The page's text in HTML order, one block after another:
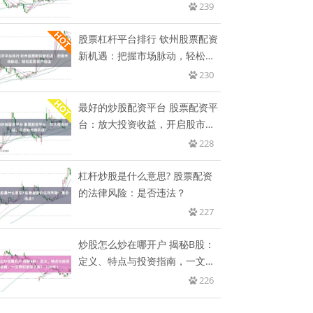
239
股票杠杆平台排行 钦州股票配资
新机遇：把握市场脉动，轻松实
230
最好的炒股配资平台 股票配资平
台：放大投资收益，开启股市新
228
杠杆炒股是什么意思? 股票配资
的法律风险：是否违法？
227
炒股怎么炒在哪开户 揭秘B股：
定义、特点与投资指南，一文带
226